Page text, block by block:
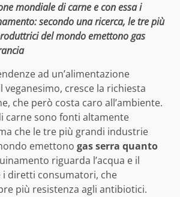
mondiale di carne e con essa i
secondo una ricerca, le tre più
del mondo emettono gas
ad un’alimentazione
cresce la richiesta
che però costa caro all’ambiente.
carne sono fonti altamente
che le tre più grandi industrie
emettono gas serra quanto
riguarda l’acqua e il
i diretti consumatori, che
più resistenza agli antibiotici.